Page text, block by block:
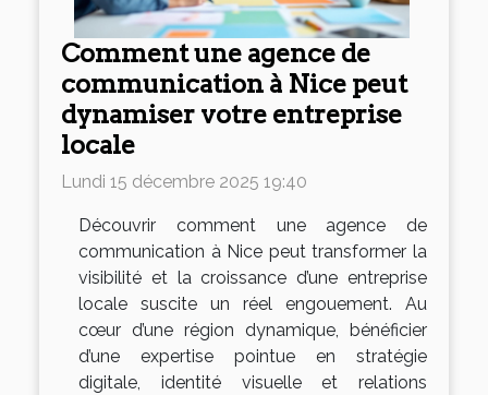
Comment une agence de
communication à Nice peut
dynamiser votre entreprise
locale
Lundi 15 décembre 2025 19:40
Découvrir comment une agence de
communication à Nice peut transformer la
visibilité et la croissance d’une entreprise
locale suscite un réel engouement. Au
cœur d’une région dynamique, bénéficier
d’une expertise pointue en stratégie
digitale, identité visuelle et relations